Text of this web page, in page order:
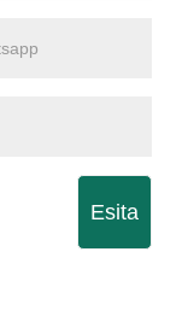
Esita